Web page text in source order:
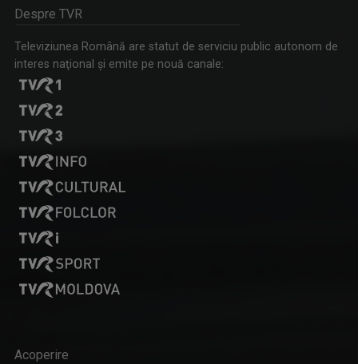
GARANTAT 100%
„Salutare, salutare la toată lumea!”, spune, ...
CRISTINA ŞOLOC
După cum afirmă, nu ea a ales televiziunea, ci ...
Despre TVR
Televiziunea Română are statut de serviciu public autonom de
interes naţional şi emite pe nouă canale:
Acoperire